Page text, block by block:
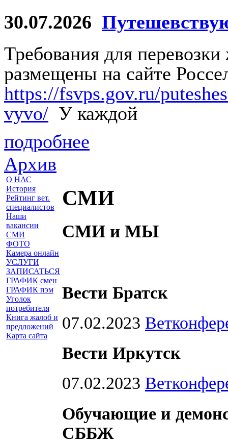
30.07.2026
Требования для
размещены на сайте
https://fsvps.gov.ru/
vyvo/ У каждой
подробнее
Архив
О НАС
История
Рейтинг вет.
специалистов
Наши
вакансии
СМИ
ФОТО
Камера онлайн
УСЛУГИ
ЗАПИСАТЬСЯ
ГРАФИК смен
ГРАФИК пэм
Уголок
потребителя
Книга жалоб и
предложений
Карта сайта
СМИ
СМИ и МЫ
Вести Братск
07.02.2023
Вести Иркутск
07.02.2023
Обучающие и
СББЖ